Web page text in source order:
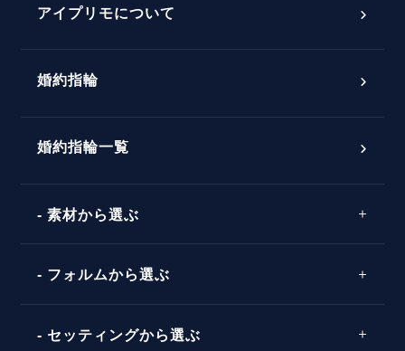
プロポーズアイテム
パーフェクトプロポーズリング
婚約指輪マッチング診断
ダイヤモンドの品質とは？
タイミング
アイプリモについて
婚約指輪
婚約指輪一覧
素材から選ぶ
プラチナ
フォルムから選ぶ
ストレートライン
セッティングから選ぶ